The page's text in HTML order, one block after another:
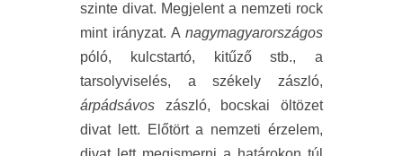
szinte divat. Megjelent a nemzeti rock
mint irányzat. A nagymagyarországos
póló, kulcstartó, kitűző stb., a
tarsolyviselés, a székely zászló,
árpádsávos zászló, bocskai öltözet
divat lett. Előtört a nemzeti érzelem,